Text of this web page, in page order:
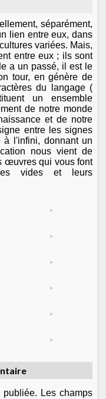
séparément,
lien entre eux, dans
variées. Mais,
entre eux ; ils sont
a un passé, il est le
tour, en génère de
du langage (
un ensemble
de notre monde
et de notre
entre les signes
l'infini, donnant un
nous vient de
œuvres qui vous font
vides et leurs
publiée. Les champs